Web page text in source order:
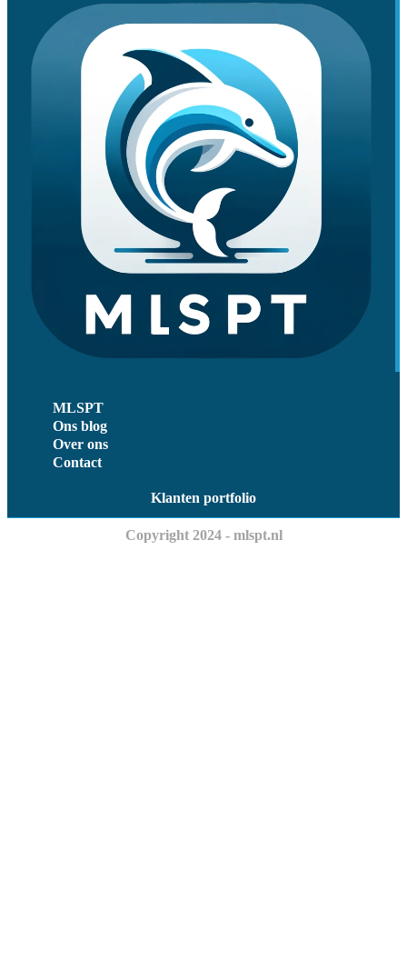
MLSPT
Ons blog
Over ons
Contact
Klanten portfolio
Copyright 2024 - mlspt.nl